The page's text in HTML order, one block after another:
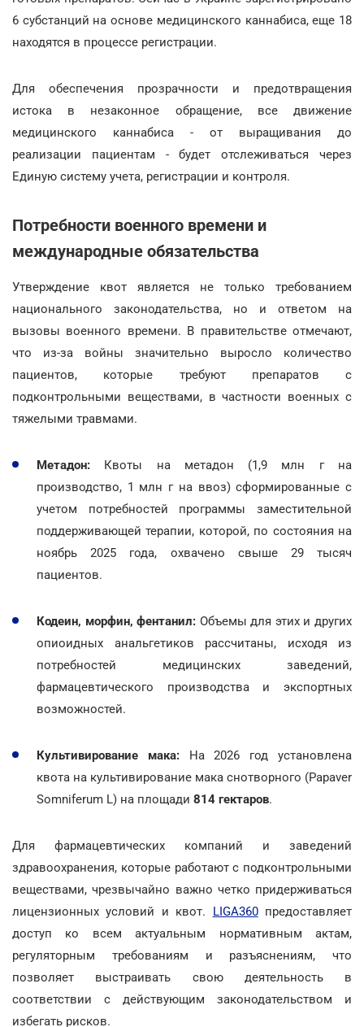
6 субстанций на основе медицинского каннабиса, еще 18
находятся в процессе регистрации.
Для обеспечения прозрачности и предотвращения
истока в незаконное обращение, все движение
медицинского каннабиса - от выращивания до
реализации пациентам - будет отслеживаться через
Единую систему учета, регистрации и контроля.
Потребности военного времени и
международные обязательства
Утверждение квот является не только требованием
национального законодательства, но и ответом на
вызовы военного времени. В правительстве отмечают,
что из-за войны значительно выросло количество
пациентов, которые требуют препаратов с
подконтрольными веществами, в частности военных с
тяжелыми травмами.
Метадон: Квоты на метадон (1,9 млн г на
производство, 1 млн г на ввоз) сформированные с
учетом потребностей программы заместительной
поддерживающей терапии, которой, по состояния на
ноябрь 2025 года, охвачено свыше 29 тысяч
пациентов.
Кодеин, морфин, фентанил: Объемы для этих и других
опиоидных анальгетиков рассчитаны, исходя из
потребностей медицинских заведений,
фармацевтического производства и экспортных
возможностей.
Культивирование мака:На 2026 год установлена
квота на культивирование мака снотворного (Papaver
Somniferum L) на площади 814 гектаров.
Для фармацевтических компаний и заведений
здравоохранения, которые работают с подконтрольными
веществами, чрезвычайно важно четко придерживаться
лицензионных условий и квот. LIGA360предоставляет
доступ ко всем актуальным нормативным актам,
регуляторным требованиям и разъяснениям, что
позволяет выстраивать свою деятельность в
соответствии с действующим законодательством и
избегать рисков.